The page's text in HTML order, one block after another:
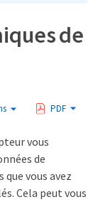
de
PDF
vous
de
vous avez
Cela peut vous